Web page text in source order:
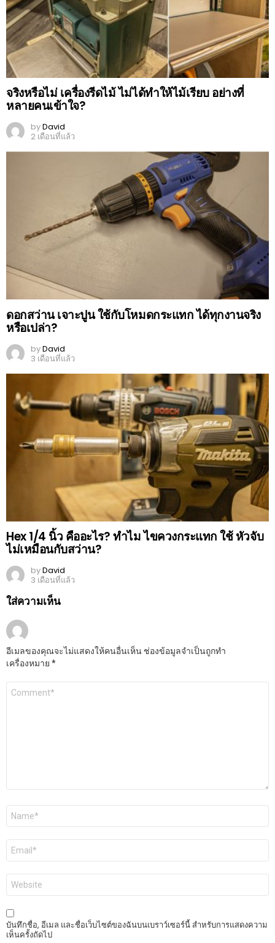
จริงหรือไม่ เครื่องรีดไม้ ไม่ได้ทำให้ไม้เรียบ อย่างที่
หลายคนเข้าใจ?
byDavid
2 เดือนที่แล้ว
ดอกสว่าน เจาะปูน ใช้กับโหมดกระแทก ได้ทุกงานจริง
หรือเปล่า?
byDavid
3 เดือนที่แล้ว
Hex 1/4 นิ้ว คืออะไร? ทำไม ไขควงกระแทก ใช้ หัวจับ
ไม่เหมือนกับสว่าน?
byDavid
3 เดือนที่แล้ว
ใส่ความเห็น
อีเมลของคุณจะไม่แสดงให้คนอื่นเห็น ช่องข้อมูลจำเป็นถูกทำ
เครื่องหมาย *
ความ
เห็น
ชื่อ
อีเมล
เว็บไซต์
บันทึกชื่อ, อีเมล และชื่อเว็บไซต์ของฉันบนเบราว์เซอร์นี้ สำหรับการแสดงความ
เห็นครั้งถัดไป